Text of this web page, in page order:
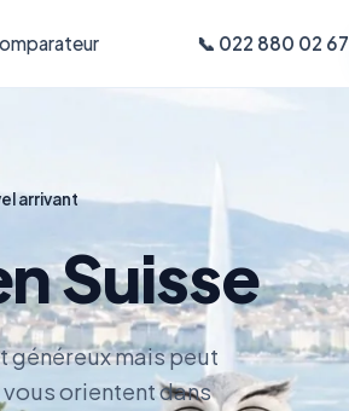
📞 022 880 02 67
arrivant
Suisse
généreux mais peut
orientent dans